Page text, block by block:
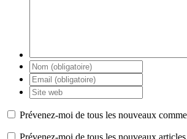
Prévenez-moi de tous les nouveaux